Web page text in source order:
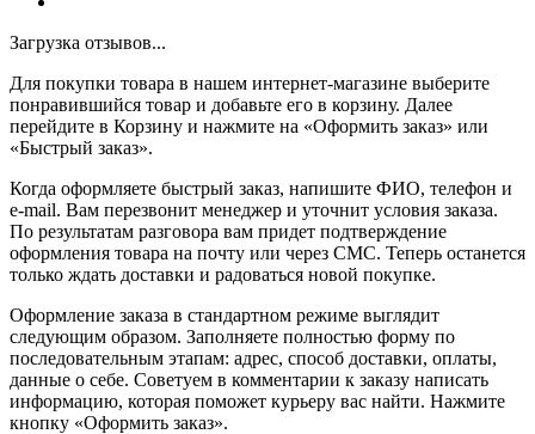
Загрузка отзывов...
Для покупки товара в нашем интернет-магазине выберите
понравившийся товар и добавьте его в корзину. Далее
перейдите в Корзину и нажмите на «Оформить заказ» или
«Быстрый заказ».
Когда оформляете быстрый заказ, напишите ФИО, телефон и
e-mail. Вам перезвонит менеджер и уточнит условия заказа.
По результатам разговора вам придет подтверждение
оформления товара на почту или через СМС. Теперь останется
только ждать доставки и радоваться новой покупке.
Оформление заказа в стандартном режиме выглядит
следующим образом. Заполняете полностью форму по
последовательным этапам: адрес, способ доставки, оплаты,
данные о себе. Советуем в комментарии к заказу написать
информацию, которая поможет курьеру вас найти. Нажмите
кнопку «Оформить заказ».